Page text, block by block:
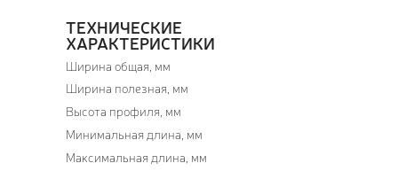
ТЕХНИЧЕСКИЕ
ХАРАКТЕРИСТИКИ
Ширина общая, мм
Ширина полезная, мм
Высота профиля, мм
Минимальная длина, мм
Максимальная длина, мм